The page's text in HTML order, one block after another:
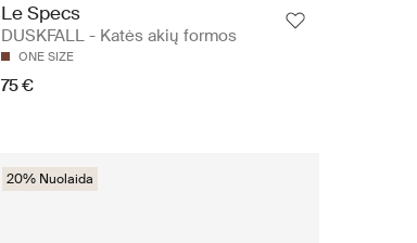
Le Specs
DUSKFALL - Katės akių formos
ONE SIZE
75 €
20% Nuolaida